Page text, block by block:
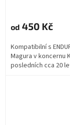
od 450 Kč
Kompatibilní s
Magura v koncernu
posledních cca 20